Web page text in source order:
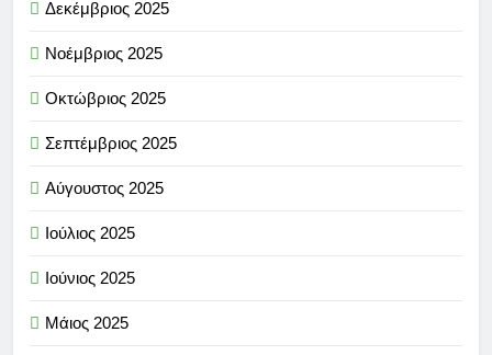
Δεκέμβριος 2025
Νοέμβριος 2025
Οκτώβριος 2025
Σεπτέμβριος 2025
Αύγουστος 2025
Ιούλιος 2025
Ιούνιος 2025
Μάιος 2025